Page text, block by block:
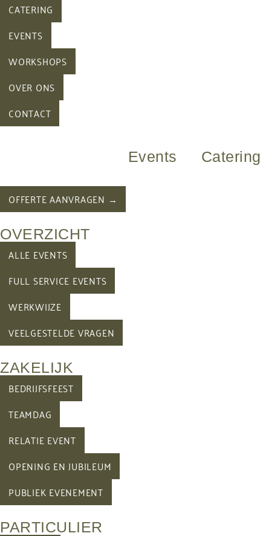
CATERING
EVENTS
WORKSHOPS
OVER ONS
CONTACT
Events Catering
OFFERTE AANVRAGEN →
OVERZICHT
ALLE EVENTS
FULL SERVICE EVENTS
WERKWIJZE
VEELGESTELDE VRAGEN
ZAKELIJK
BEDRIJFSFEEST
TEAMDAG
RELATIE EVENT
OPENING EN JUBILEUM
PUBLIEK EVENEMENT
PARTICULIER